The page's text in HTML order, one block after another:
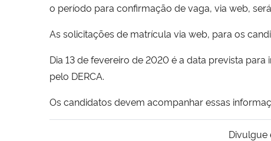
o período para confirmação de vaga, via web,
As solicitações de matrícula via web, para os
Dia 13 de fevereiro de 2020 é a data prevista
pelo DERCA.
Os candidatos devem acompanhar essas
Divulgue